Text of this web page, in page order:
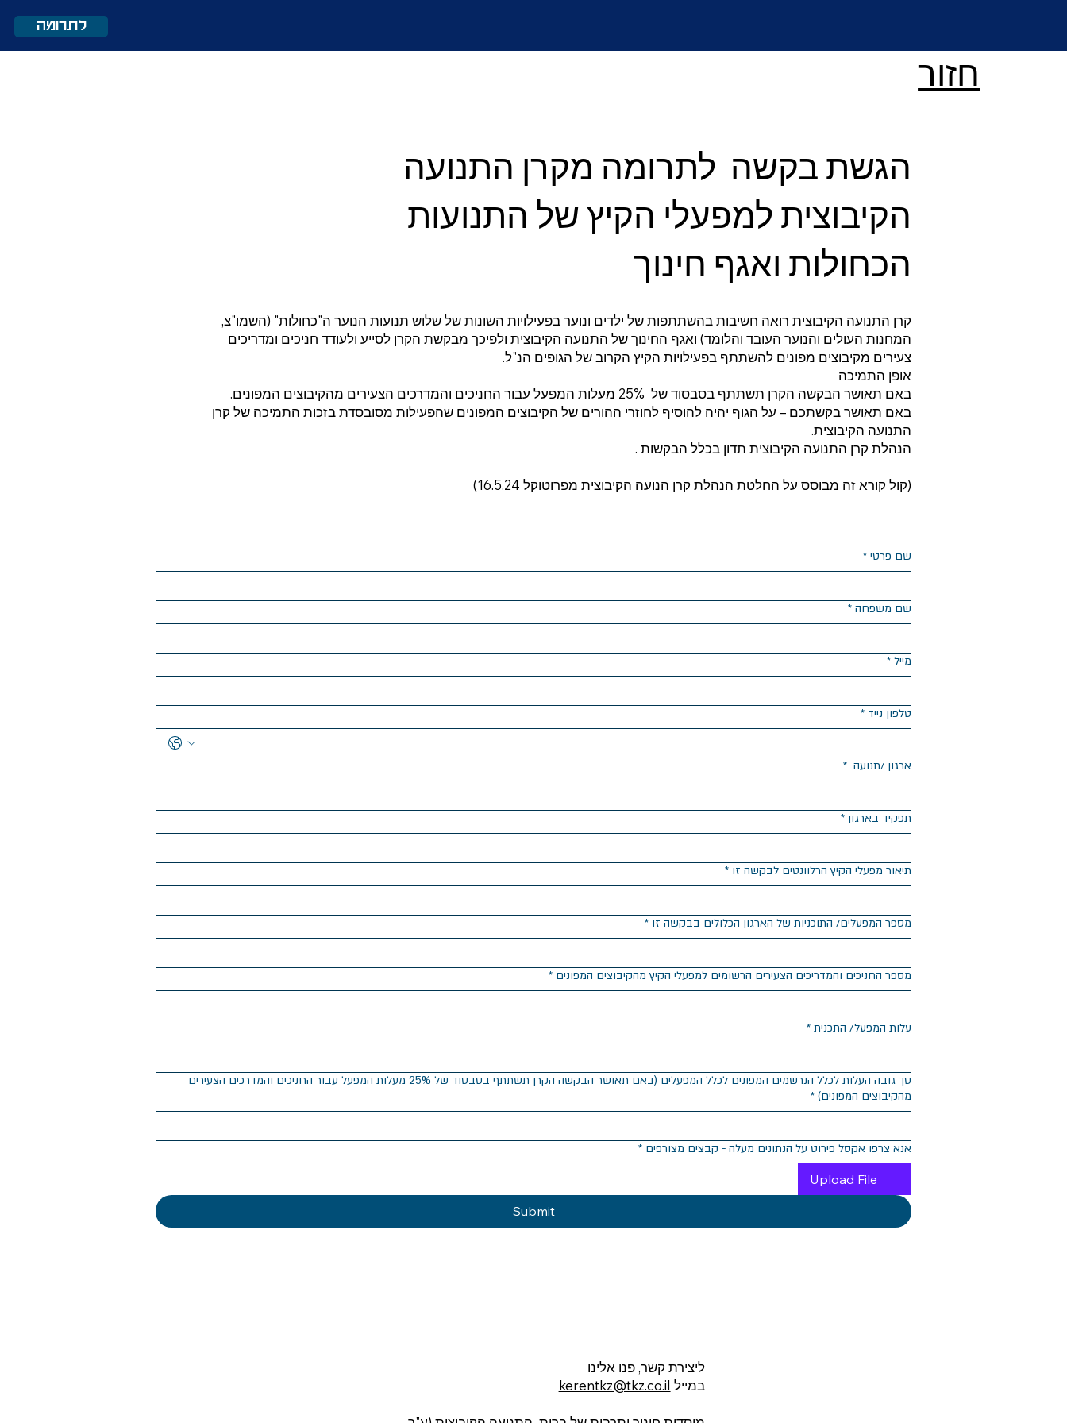
לתרומה
חזור
הגשת בקשה לתרומה מקרן התנועה
הקיבוצית למפעלי הקיץ של התנועות
הכחולות ואגף חינוך
קרן התנועה הקיבוצית רואה חשיבות בהשתתפות של ילדים ונוער בפעילויות השונות של שלוש תנועות הנוער ה"כחולות" (השמו"צ,
המחנות העולים והנוער העובד והלומד) ואגף החינוך של התנועה הקיבוצית ולפיכך מבקשת הקרן לסייע ולעודד חניכים ומדריכים
צעירים מקיבוצים מפונים להשתתף בפעילויות הקיץ הקרוב של הגופים הנ"ל.
אופן התמיכה
באם תאושר הבקשה הקרן תשתתף בסבסוד של 25% מעלות המפעל עבור החניכים והמדרכים הצעירים מהקיבוצים המפונים.
באם תאושר בקשתכם – על הגוף יהיה להוסיף לחוזרי ההורים של הקיבוצים המפונים שהפעילות מסובסדת בזכות התמיכה של קרן
התנועה הקיבוצית.
הנהלת קרן התנועה הקיבוצית תדון בכלל הבקשות .
(קול קורא זה מבוסס על החלטת הנהלת קרן הנועה הקיבוצית מפרוטוקל 16.5.24)
שם פרטי *
שם משפחה *
מייל *
טלפון נייד *
ארגון /תנועה *
תפקיד בארגון *
תיאור מפעלי הקיץ הרלוונטים לבקשה זו *
מספר המפעלים/ התוכניות של הארגון הכלולים בבקשה זו *
מספר החניכים והמדריכים הצעירים הרשומים למפעלי הקיץ מהקיבוצים המפונים *
עלות המפעל/ התכנית *
סך גובה העלות לכלל הנרשמים המפונים לכלל המפעלים (באם תאושר הבקשה הקרן תשתתף בסבסוד של 25% מעלות המפעל עבור החניכים והמדרכים הצעירים
מהקיבוצים המפונים) *
אנא צרפו אקסל פירוט על הנתונים מעלה - קבצים מצורפים *
Upload File
Submit
ליצירת קשר, פנו אלינו
במייל kerentkz@tkz.co.il